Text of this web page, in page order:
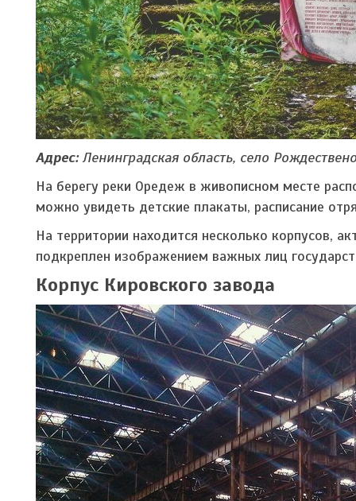
Адрес:Ленинградская область, село
На берегу реки Оредеж в живописном месте
можно увидеть детские плакаты, расписание
На территории находится несколько корпусов,
подкреплен изображением важных лиц
Корпус Кировского завода